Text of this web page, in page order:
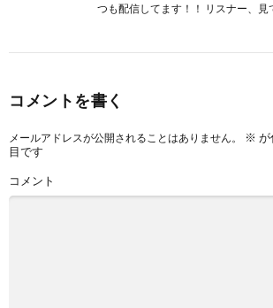
つも配信してます！！ リスナー、
コメントを書く
メールアドレスが公開されることはありません。 ※ が
目です
コメント